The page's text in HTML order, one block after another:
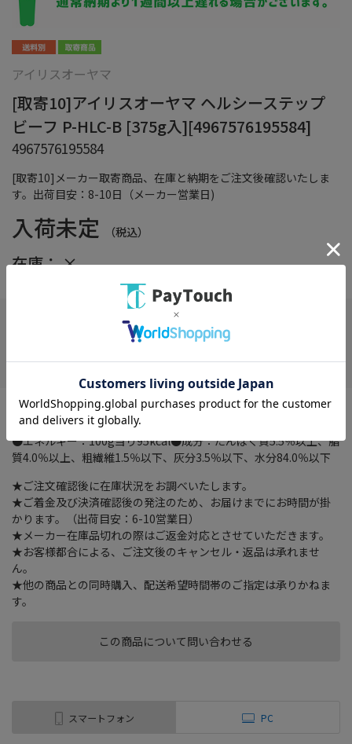
[取寄10]メーカー取寄商品、在庫と納期をご注文後確認いたしま
す。出荷目安：8-10日（メーカー営業日)
アイリスオーヤマ
[取寄10]アイリスオーヤマ ヘルシーステップ
ビーフ P-HLC-B [375g入][4967576195584]
4967576195584
入荷未定 （税込）
在庫：×
この商品について問い合わせる
在庫がありません
合成保存料、合成着色料、大豆類を一切使用していない全成長段
階用の総合栄養食です。マルチビタミンを配合しています。
●エネルギー：100g当り95kcal●成分：たんぱく質5.5％以上、脂
質4.0％以上、粗繊維1.5％以下、灰分3.5％以下、水分84.0％以下
★ご注文確認後に在庫状況をお調べいたします。
★ご着金及び決済確認後の発注のため、お届けまでにお時間が掛
かります。（出荷目安：6-10営業日）
★メーカー在庫品切れの際はご返金対応とさせていただきます。
★お客様都合による、ご注文後のキャンセル・返品は承れませ
ん。
★他の商品との同時購入、配送希望時間帯のご指定は承りかねま
す。
スマートフォン PC